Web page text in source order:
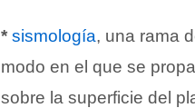
* sismología, una rama
modo en el que se
sobre la superficie del